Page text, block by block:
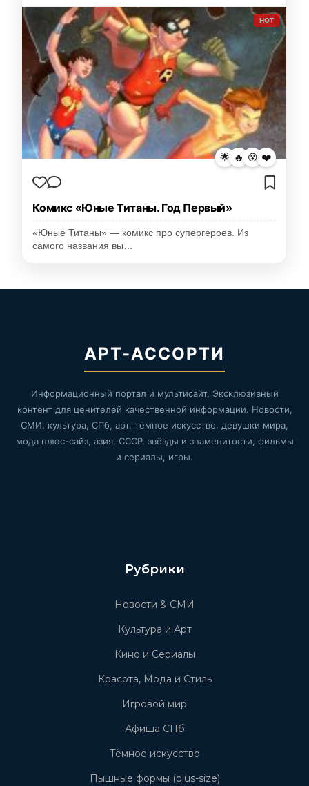
HOT
🌟 🔥 😮 ❤️
Комикс «Юные Титаны. Год Первый»
«Юные Титаны» — комикс про супергероев. Из
самого названия вы…
АРТ-АССОРТИ
Информационный портал и мультисайт. Эксклюзивный
контент для ценителей качественной информации. Новости,
СМИ, культура, СПб, арт, тёмное искусство, девушки мира,
мода плюс-сайз, азия, СССР, звёзды и знаменитости, фильмы
и сериалы, игры.
Рубрики
Новости & СМИ
Культура и Арт
Кино и Сериалы
Красота, Мода и Стиль
Игровой мир
Афиша СПб
Тёмное искусство
Пышные формы (plus-size)